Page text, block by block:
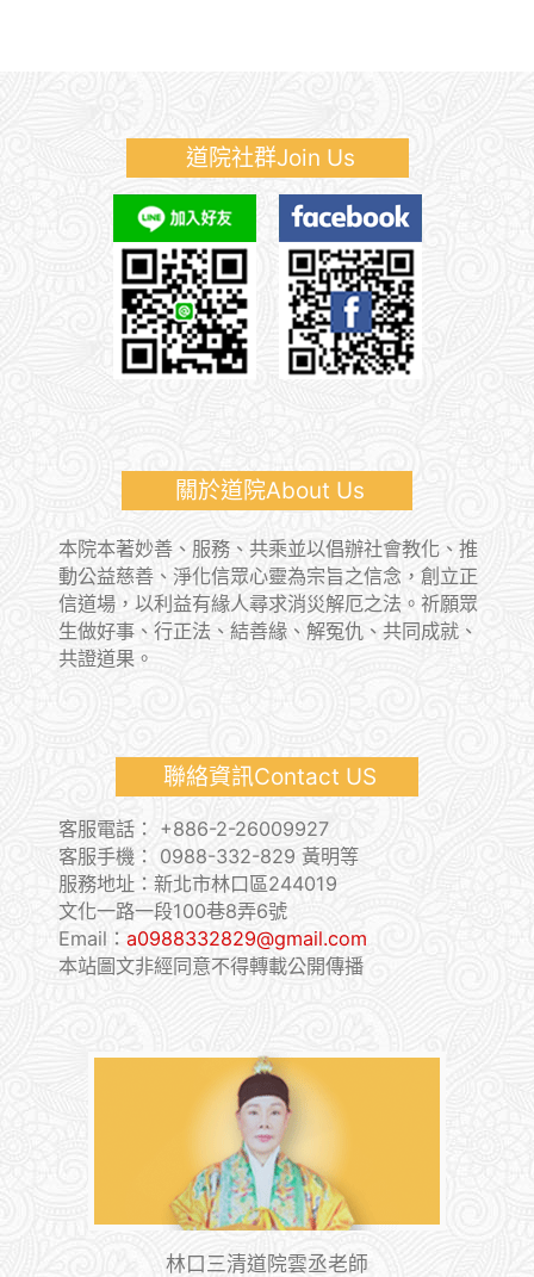
道院社群Join Us
關於道院About Us
本院本著妙善、服務、共乘並以倡辦社會教化、推
動公益慈善、淨化信眾心靈為宗旨之信念，創立正
信道場，以利益有緣人尋求消災解厄之法。祈願眾
生做好事、行正法、結善緣、解冤仇、共同成就、
共證道果。
聯絡資訊Contact US
客服電話： +886-2-26009927
客服手機： 0988-332-829 黃明等
服務地址：新北市林口區244019
文化一路一段100巷8弄6號
Email： a0988332829@gmail.com
本站圖文非經同意不得轉載公開傳播
林口三清道院雲丞老師